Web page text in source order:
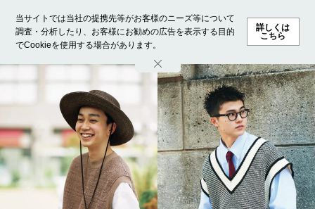
当サイトでは当社の提携先等がお客様のニーズ等について
調査・分析したり、お客様にお勧めの広告を表示する目的
でCookieを使用する場合があります。
詳しくは
こちら
ホーム モデル募集 ランキング ファッション ビューテ